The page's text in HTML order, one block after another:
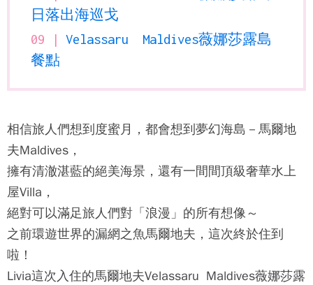
日落出海巡戈
Velassaru Maldives薇娜莎露島
餐點
相信旅人們想到度蜜月，都會想到夢幻海島－ 馬爾地
夫Maldives ，
擁有清澈湛藍的絕美海景，還有一間間頂級奢華水上
屋Villa，
絕對可以滿足旅人們對「浪漫」的所有想像～
之前環遊世界的漏網之魚馬爾地夫 ，這次終於住到
啦！
Livia這次入住的馬爾地夫Velassaru Maldives薇娜莎露